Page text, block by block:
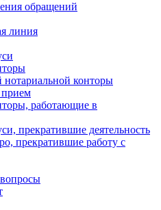
обращений
линия
конторы
прием
работающие в
прекратившие деятельность
прекратившие работу с